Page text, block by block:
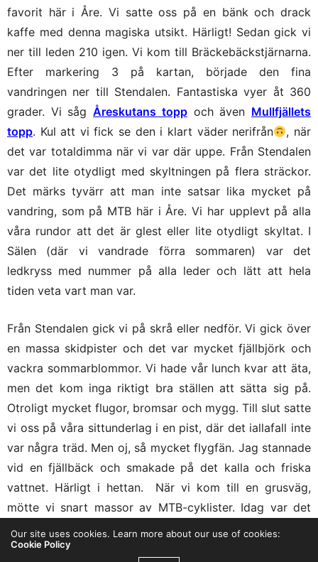
favorit här i Åre. Vi satte oss på en bänk och drack
kaffe med denna magiska utsikt. Härligt! Sedan gick vi
ner till leden 210 igen. Vi kom till Bräckebäckstjärnarna.
Efter markering 3 på kartan, började den fina
vandringen ner till Stendalen. Fantastiska vyer åt 360
grader. Vi sågÅreskutans toppoch även Mullfjällets
topp. Kul att vi fick se den i klart väder nerifrån
, när
det var totaldimma när vi var där uppe. Från Stendalen
var det lite otydligt med skyltningen på flera sträckor.
Det märks tyvärr att man inte satsar lika mycket på
vandring, som på MTB här i Åre. Vi har upplevt på alla
våra rundor att det är glest eller lite otydligt skyltat. I
Sälen (där vi vandrade förra sommaren) var det
ledkryss med nummer på alla leder och lätt att hela
tiden veta vart man var.
Från Stendalen gick vi på skrå eller nedför. Vi gick över
en massa skidpister och det var mycket fjällbjörk och
vackra sommarblommor. Vi hade vår lunch kvar att äta,
men det kom inga riktigt bra ställen att sätta sig på.
Otroligt mycket flugor, bromsar och mygg. Till slut satte
vi oss på våra sittunderlag i en pist, där det iallafall inte
var några träd. Men oj, så mycket flygfän. Jag stannade
vid en fjällbäck och smakade på det kalla och friska
vattnet. Härligt i hettan. När vi kom till en grusväg,
mötte vi snart massor av MTB-cyklister. Idag var det
MTB Enduro i #ÅreBikeFestival. De tävlande skulle själva
ta sig upp med sin MTB för backen, juniorer skulle åka
Our site uses cookies. Learn more about our use of cookies:
Cookie Policy